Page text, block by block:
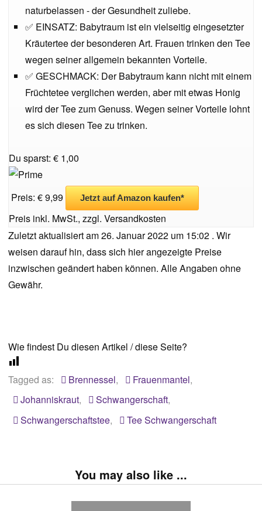
naturbelassen - der Gesundheit zuliebe.
✅ EINSATZ: Babytraum ist ein vielseitig eingesetzter
Kräutertee der besonderen Art. Frauen trinken den Tee
wegen seiner allgemein bekannten Vorteile.
✅ GESCHMACK: Der Babytraum kann nicht mit einem
Früchtetee verglichen werden, aber mit etwas Honig
wird der Tee zum Genuss. Wegen seiner Vorteile lohnt
es sich diesen Tee zu trinken.
Du sparst: € 1,00
Preis: € 9,99 Jetzt auf Amazon kaufen*
Preis inkl. MwSt., zzgl. Versandkosten
Zuletzt aktualisiert am 26. Januar 2022 um 15:02 . Wir
weisen darauf hin, dass sich hier angezeigte Preise
inzwischen geändert haben können. Alle Angaben ohne
Gewähr.
Wie findest Du diesen Artikel / diese Seite?
Tagged as: Brennessel, Frauenmantel,
Johanniskraut, Schwangerschaft,
Schwangerschaftstee, Tee Schwangerschaft
You may also like ...